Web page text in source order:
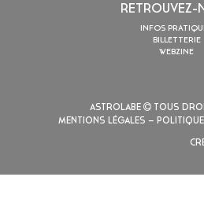
RETROUVEZ-
INFOS
BILLETTERIE
WEBZINE
ASTROLABE
TOUS
MENTIONS LÉGALES –